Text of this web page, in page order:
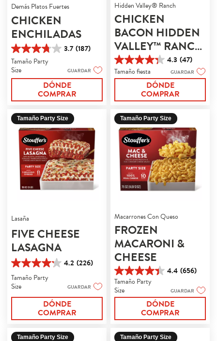
Demás Platos Fuertes
CHICKEN
ENCHILADAS
3.7 (187)
3.7
de
5
estrellas.
reseñas
Tamaño Party
Size
GUARDAR
DÓNDE
COMPRAR
Hidden Valley® Ranch
CHICKEN
BACON HIDDEN
VALLEY™ RANCH
PASTA
4.3 (47)
4.3
de
5
estrellas.
47
Tamaño fiesta GUARDAR
DÓNDE
COMPRAR
Tamaño Party Size
Lasaña
FIVE CHEESE
LASAGNA
4.2 (226)
4.2
de
5
reseñas
Tamaño Party
Size
GUARDAR
DÓNDE
COMPRAR
Tamaño Party Size
Macarrones Con Queso
FROZEN
MACARONI &
CHEESE
4.4 (656)
4.4
de
5
reseñas
Tamaño Party
Size
GUARDAR
DÓNDE
COMPRAR
Tamaño Party Size Tamaño Party Size